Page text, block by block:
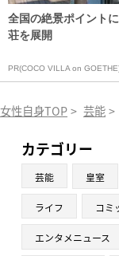
全国の絶景ポイント
荘を展開
PR(COCO VILLA on
女性自身TOP > 芸能 >
カテゴリー
芸能 皇室
ライフ コミ
エンタメニュース